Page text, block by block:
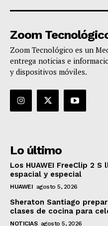
Zoom
Zoom Tecnológico es un
entrega noticias e
y dispositivos móviles.
Lo último
Los HUAWEI FreeClip 2
espacial y especial
HUAWEI agosto 5, 2026
Sheraton Santiago
clases de cocina para
NOTICIAS agosto 5, 2026